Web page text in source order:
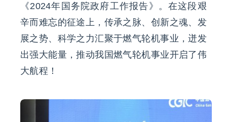
《2024年国务院政府工作报告》。在这段艰
辛而难忘的征途上，传承之脉、创新之魂、发
展之势、科学之力汇聚于燃气轮机事业，迸发
出强大能量，推动我国燃气轮机事业开启了伟
大航程！